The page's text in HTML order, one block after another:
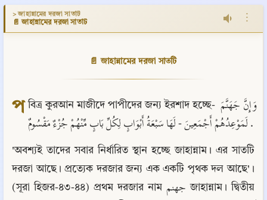
> জাহান্নামের দরজা সাতটি
📄 জাহান্নামের দরজা সাতটি ⋮
📄 জাহান্নামের দরজা সাতটি
প বিত্র কুরআন মাজীদে পাপীদের জন্য ইরশাদ হচ্ছে- وَإِنَّ جَهَنَّمَ
لَمَوْعِدُهُمْ أَجْمَعِينَ - لَهَا سَبْعَةُ أَبْوَابٍ لِكُلِّ بَابٍ مِّنْهُمْ جُزْءٌ مَقْسُومٌ .
'অবশ্যই তাদের সবার নির্ধারিত স্থান হচ্ছে জাহান্নাম। এর সাতটি
দরজা আছে। প্রত্যেক দরজার জন্য এক একটি পৃথক দল আছে'।
(সূরা হিজর-৪৩-৪৪) প্রথম দরজার নাম جهنم জাহান্নাম। দ্বিতীয়